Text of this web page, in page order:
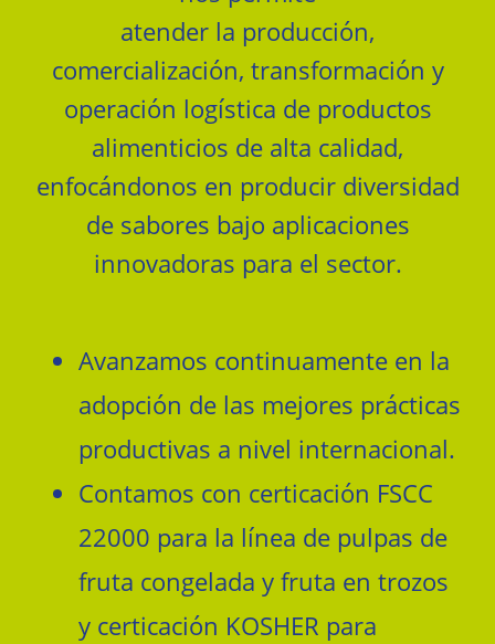
atender la producción,
comercialización, transformación y
operación logística de productos
alimenticios de alta calidad,
enfocándonos en producir diversidad
de sabores bajo aplicaciones
innovadoras para el sector.
Avanzamos continuamente en la
adopción de las mejores prácticas
productivas a nivel internacional.
Contamos con certicación FSCC
22000 para la línea de pulpas de
fruta congelada y fruta en trozos
y certicación KOSHER para